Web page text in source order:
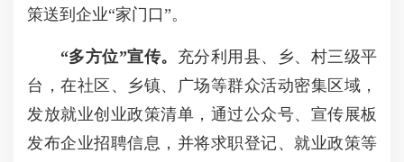
策送到企业“家门口”。
“多方位”宣传。 充分利用县、乡、村三级平
台，在社区、乡镇、广场等群众活动密集区域，
发放就业创业政策清单，通过公众号、宣传展板
发布企业招聘信息，并将求职登记、就业政策等